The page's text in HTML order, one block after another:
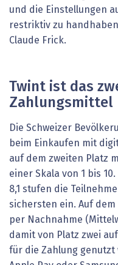
und die Einstellungen
restriktiv zu
Claude Frick.
Twint ist das
Zahlungsmittel
Die Schweizer
beim Einkaufen mit
auf dem zweiten Platz
einer Skala von 1 bis
8,1 stufen die
sichersten ein. Auf
per Nachnahme
damit von Platz zwei
für die Zahlung genutzt